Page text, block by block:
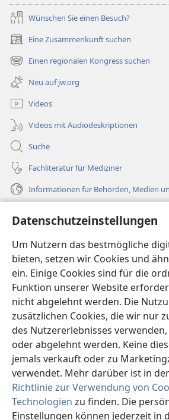
Datenschutzeinstellungen
Um Nutzern das bestmögliche
bieten, setzen wir Cookies und
ein. Einige Cookies sind für die
Funktion unserer Website
nicht abgelehnt werden. Die
zusätzlichen Cookies, die wir nur
des Nutzererlebnisses
oder abgelehnt werden. Keine
jemals verkauft oder zu
verwendet. Mehr darüber ist in der
Richtlinie zur Verwendung von
Technologien zu finden. Die
Einstellungen können jederzeit in
Wünschen Sie einen Besuch?
Eine Zusammenkunft suchen
(öffnet
neues
Fenster)
Einen regionalen Kongress suchen
(öffnet
neues
Fenster)
Neu auf jw.org
Videos
Videos mit Audiodeskriptionen
Suche
Fachliteratur für Mediziner
Informationen für Behörden, Medien
Spenden
(öffnet
neues
Fenster)Wachtturm ONLINE-BIBLIOTHEK
(öffnet
neues
Fenster)JW Hub®
(öffnet
neues
Fenster)JW Library
Watchtower Library ®
Copyright© 2026 Watch Tower Bible and